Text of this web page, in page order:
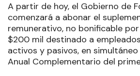
A partir de hoy, el Gobierno de
comenzará a abonar el
remunerativo, no bonificable
$200 mil destinado a
activos y pasivos, en
Anual Complementario del